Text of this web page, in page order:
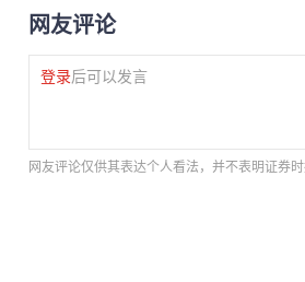
网友评论
登录后可以发言
网友评论仅供其表达个人看法，并不表明证券